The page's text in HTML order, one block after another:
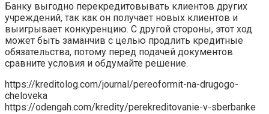
Банку выгодно перекредитовывать клиентов других
учреждений, так как он получает новых клиентов и
выигрывает конкуренцию. С другой стороны, этот ход
может быть заманчив с целью продлить кредитные
обязательства, потому перед подачей документов
сравните условия и обдумайте решение.
https://kreditolog.com/journal/pereoformit-na-drugogo-
cheloveka
https://odengah.com/kredity/perekreditovanie-v-sberbanke